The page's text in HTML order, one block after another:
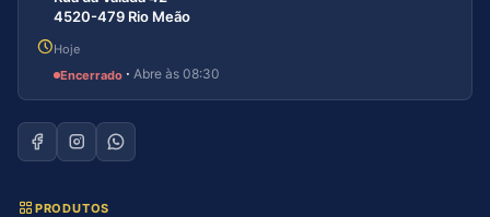
4520-479 Rio Meão
Hoje
Encerrado · Abre às 08:30
PRODUTOS